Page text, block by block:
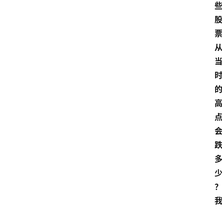
些
股
票
从
当
时
的
高
点
会
跌
多
少
？
我